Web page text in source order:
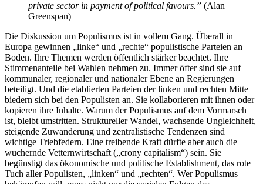
private sector in payment of political favours.” (Alan
Greenspan)
Die Diskussion um Populismus ist in vollem Gang. Überall in
Europa gewinnen „linke“ und „rechte“ populistische Parteien an
Boden. Ihre Themen werden öffentlich stärker beachtet. Ihre
Stimmenanteile bei Wahlen nehmen zu. Immer öfter sind sie auf
kommunaler, regionaler und nationaler Ebene an Regierungen
beteiligt. Und die etablierten Parteien der linken und rechten Mitte
biedern sich bei den Populisten an. Sie kollaborieren mit ihnen oder
kopieren ihre Inhalte. Warum der Populismus auf dem Vormarsch
ist, bleibt umstritten. Struktureller Wandel, wachsende Ungleichheit,
steigende Zuwanderung und zentralistische Tendenzen sind
wichtige Triebfedern. Eine treibende Kraft dürfte aber auch die
wuchernde Vetternwirtschaft („crony capitalism“) sein. Sie
begünstigt das ökonomische und politische Establishment, das rote
Tuch aller Populisten, „linken“ und „rechten“. Wer Populismus